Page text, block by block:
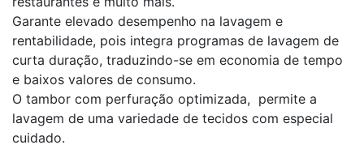
Garante elevado desempenho na lavagem e
rentabilidade, pois integra programas de lavagem de
curta duração, traduzindo-se em economia de tempo
e baixos valores de consumo.
O tambor com perfuração optimizada, permite a
lavagem de uma variedade de tecidos com especial
cuidado.